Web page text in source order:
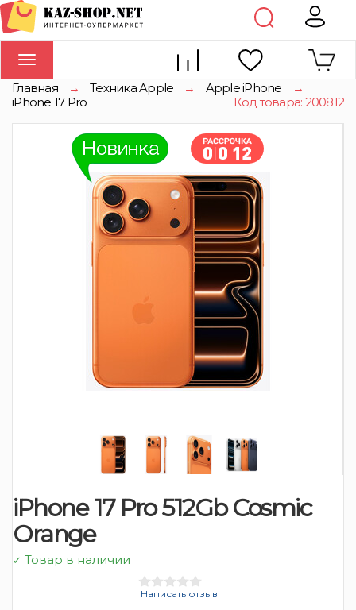
Toggle
navigation
Главная → Техника Apple → Apple iPhone
→
iPhone 17 Pro
Код товара: 200812
iPhone 17 Pro 512Gb Cosmic
Orange
✓ Товар в наличии
Написать отзыв